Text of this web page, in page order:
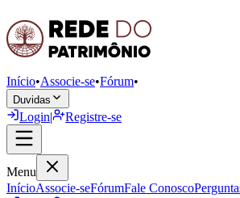
Início•Associe-se•Fórum•
Duvidas
Login| Registre-se
Menu
InícioAssocie-seFórumFale Conosco